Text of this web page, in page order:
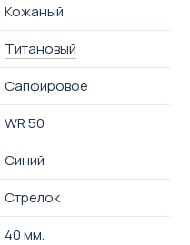
Кожаный
Титановый
Сапфировое
WR 50
Синий
Стрелок
40 мм.